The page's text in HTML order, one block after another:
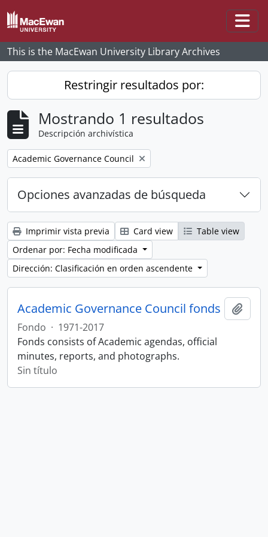
Skip to main content
This is the MacEwan University Library Archives
Restringir resultados por:
Mostrando 1 resultados
Descripción archivística
Remove filter:
Academic Governance Council
Opciones avanzadas de búsqueda
Imprimir vista previa Card view
Table view
Ordenar por: Fecha modificada
Dirección: Clasificación en orden ascendente
Academic Governance Council fonds
Fondo · 1971-2017
Fonds consists of Academic agendas, official
minutes, reports, and photographs.
Sin título